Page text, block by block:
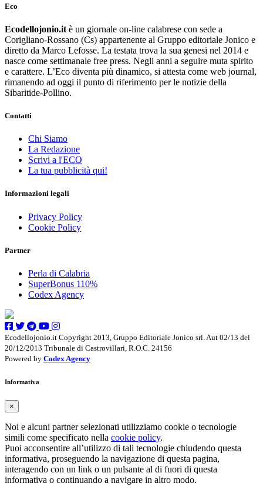
Eco
Ecodellojonio.it è un giornale on-line calabrese con sede a
Corigliano-Rossano (Cs) appartenente al Gruppo editoriale Jonico e
diretto da Marco Lefosse. La testata trova la sua genesi nel 2014 e
nasce come settimanale free press. Negli anni a seguire muta spirito
e carattere. L’Eco diventa più dinamico, si attesta come web journal,
rimanendo ad oggi il punto di riferimento per le notizie della
Sibaritide-Pollino.
Contatti
Chi Siamo
La Redazione
Scrivi a l'ECO
La tua pubblicità qui!
Informazioni legali
Privacy Policy
Cookie Policy
Partner
Perla di Calabria
SuperBonus 110%
Codex Agency
Ecodellojonio.it Copyright 2013, Gruppo Editoriale Jonico srl. Aut 02/13 del
20/12/2013 Tribunale di Castrovillari, R.O.C. 24156
Powered by Codex Agency
Informativa
×
Noi e alcuni partner selezionati utilizziamo cookie o tecnologie
simili come specificato nella cookie policy.
Puoi acconsentire all’utilizzo di tali tecnologie chiudendo questa
informativa, proseguendo la navigazione di questa pagina,
interagendo con un link o un pulsante al di fuori di questa
informativa o continuando a navigare in altro modo.